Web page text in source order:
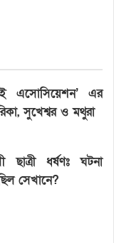
এসোসিয়েশন’ এর
সুখেশ্বর ও মথুরা
ছাত্রী ধর্ষণঃ ঘটনা
সেখানে?